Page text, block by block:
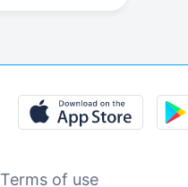
Terms of use